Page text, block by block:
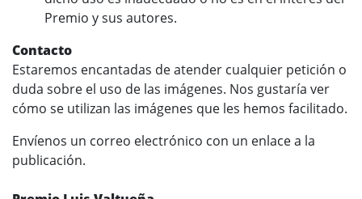
Premio y sus autores.
Contacto
Estaremos encantadas de atender cualquier petición o
duda sobre el uso de las imágenes. Nos gustaría ver
cómo se utilizan las imágenes que les hemos facilitado.
Envíenos un correo electrónico con un enlace a la
publicación.